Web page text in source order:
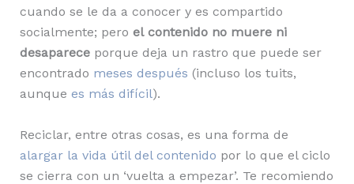
cuando se le da a conocer y es compartido
socialmente; pero el contenido no muere ni
desapareceporque deja un rastro que puede ser
encontrado meses después (incluso los tuits,
aunque es más difícil).
Reciclar, entre otras cosas, es una forma de
alargar la vida útil del contenido por lo que el ciclo
se cierra con un ‘vuelta a empezar’. Te recomiendo